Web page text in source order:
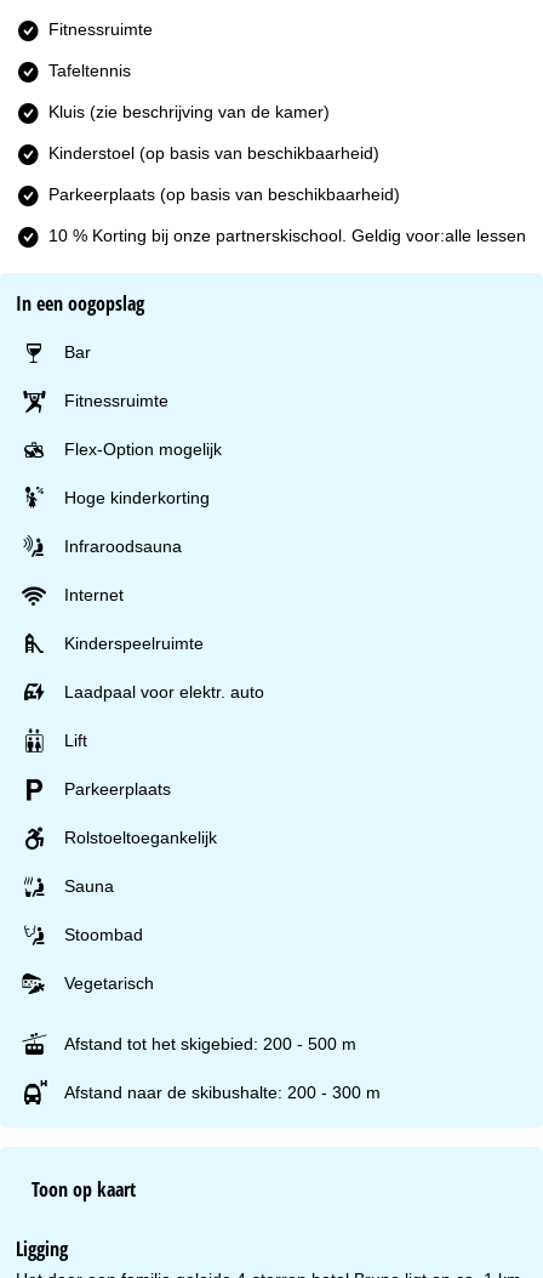
Fitnessruimte
Tafeltennis
Kluis (zie beschrijving van de kamer)
Kinderstoel (op basis van beschikbaarheid)
Parkeerplaats (op basis van beschikbaarheid)
10 % Korting bij onze partnerskischool. Geldig voor:alle lessen
In een oogopslag
Bar
Fitnessruimte
Flex-Option mogelijk
Hoge kinderkorting
Infraroodsauna
Internet
Kinderspeelruimte
Laadpaal voor elektr. auto
Lift
Parkeerplaats
Rolstoeltoegankelijk
Sauna
Stoombad
Vegetarisch
Afstand tot het skigebied: 200 - 500 m
Afstand naar de skibushalte: 200 - 300 m
Toon op kaart
Ligging